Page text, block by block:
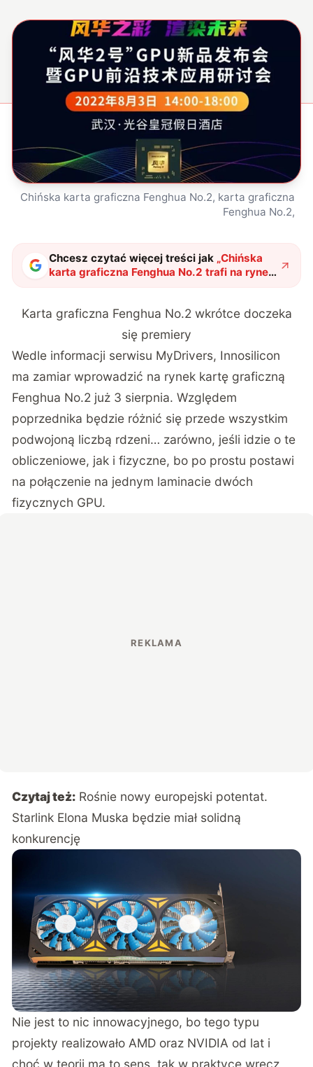
Chińska karta graficzna Fenghua No.2, karta graficzna
Fenghua No.2,
Chcesz czytać więcej treści jak „Chińska
karta graficzna Fenghua No.2 trafi na rynek!
Poznaliśmy dokładną datę"?
Karta graficzna Fenghua No.2 wkrótce doczeka
się premiery
Wedle informacji serwisu MyDrivers, Innosilicon
ma zamiar wprowadzić na rynek kartę graficzną
Fenghua No.2 już 3 sierpnia. Względem
poprzednika będzie różnić się przede wszystkim
podwojoną liczbą rdzeni… zarówno, jeśli idzie o te
obliczeniowe, jak i fizyczne, bo po prostu postawi
na połączenie na jednym laminacie dwóch
fizycznych GPU.
Czytaj też: Rośnie nowy europejski potentat.
Starlink Elona Muska będzie miał solidną
konkurencję
Nie jest to nic innowacyjnego, bo tego typu
projekty realizowało AMD oraz NVIDIA od lat i
choć w teorii ma to sens, tak w praktyce wręcz